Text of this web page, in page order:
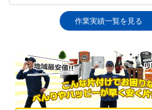
作業実績一覧を見る